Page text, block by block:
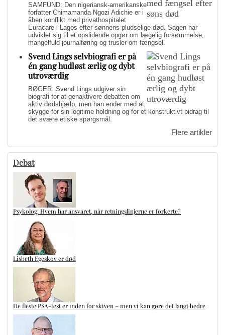
SAMFUND: Den nigeriansk-amerikanske
forfatter Chimamanda Ngozi Adichie er i
åben konflikt med privathospitalet
Euracare i Lagos efter sønnens pludselige død. Sagen har
udviklet sig til et opslidende opgør om lægelig forsømmelse,
mangelfuld journalføring og trusler om fængsel.
Svend Lings selvbiografi er på
én gang hudløst ærlig og dybt
utroværdig
BØGER: Svend Lings udgiver sin
biografi for at genaktivere debatten om
aktiv dødshjælp, men han ender med at
skygge for sin legitime holdning og for et konstruktivt bidrag til
det svære etiske spørgsmål.
Flere artikler
Debat
Psykolog: Hvem har ansvaret, når retningslinjerne er forkerte?
Lisbeth Egeskov er død
De fleste PSA-test er inden for skiven – men vi kan gøre det langt bedre